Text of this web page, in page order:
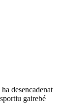
desencadenat
gairebé